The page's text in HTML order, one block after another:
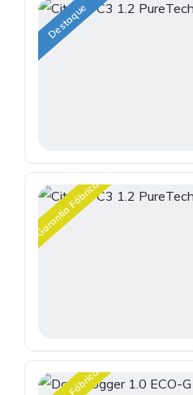
Destaque
Garantia Fábrica